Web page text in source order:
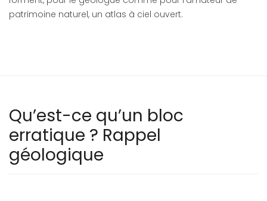
patrimoine naturel, un atlas à ciel ouvert.
Qu’est-ce qu’un bloc
erratique ? Rappel
géologique